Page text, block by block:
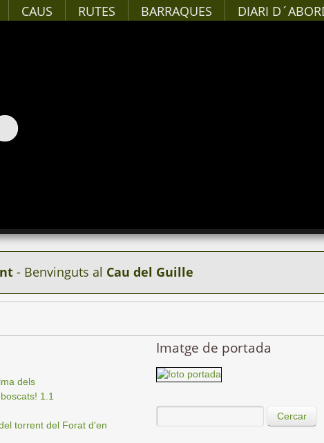
CAUS RUTES BARRAQUES DIARI
- Benvinguts al Cau del Guille
Imatge de portada
Cercar
dels
1.1
torrent del Forat d'en